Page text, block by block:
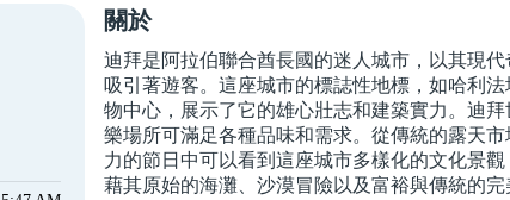
關於
迪拜是阿拉伯聯合酋長國的迷人城市，以其現
吸引著遊客。這座城市的標誌性地標，如哈利
物中心，展示了它的雄心壯志和建築實力。迪
樂場所可滿足各種品味和需求。從傳統的露天
力的節日中可以看到這座城市多樣化的文化景
藉其原始的海灘、沙漠冒險以及富裕與傳統的